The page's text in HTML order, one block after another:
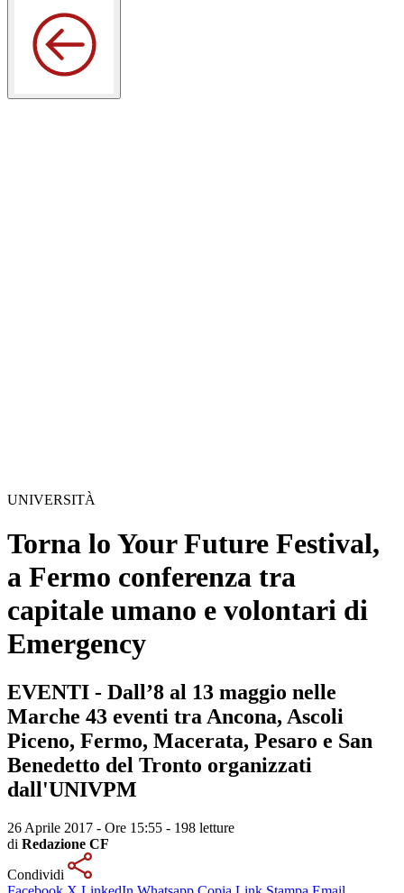
UNIVERSITÀ
Torna lo Your Future Festival,
a Fermo conferenza tra
capitale umano e volontari di
Emergency
EVENTI - Dall’8 al 13 maggio nelle
Marche 43 eventi tra Ancona, Ascoli
Piceno, Fermo, Macerata, Pesaro e San
Benedetto del Tronto organizzati
dall'UNIVPM
26 Aprile 2017 - Ore 15:55 - 198 letture
di Redazione CF
Condividi